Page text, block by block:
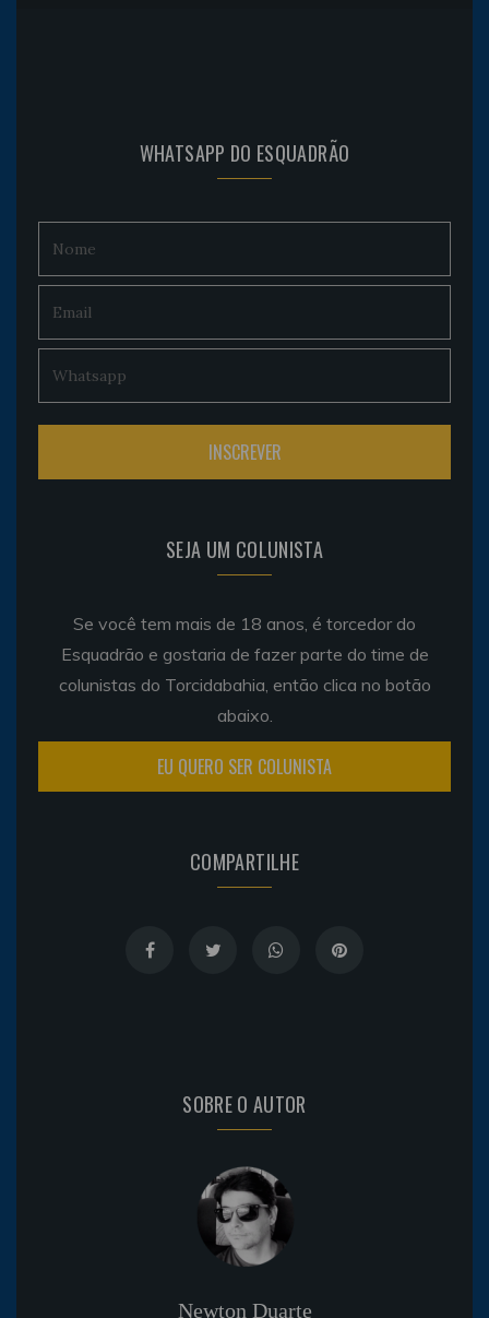
WHATSAPP DO ESQUADRÃO
SEJA UM COLUNISTA
Se você tem mais de 18 anos, é torcedor do
Esquadrão e gostaria de fazer parte do time de
colunistas do Torcidabahia, então clica no botão
abaixo.
EU QUERO SER COLUNISTA
COMPARTILHE
SOBRE O AUTOR
Newton Duarte